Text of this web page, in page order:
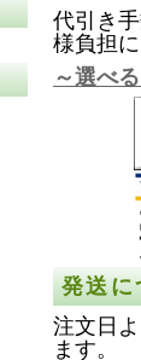
代引き
様負担に
～選べ
発送に
注文日
ます。